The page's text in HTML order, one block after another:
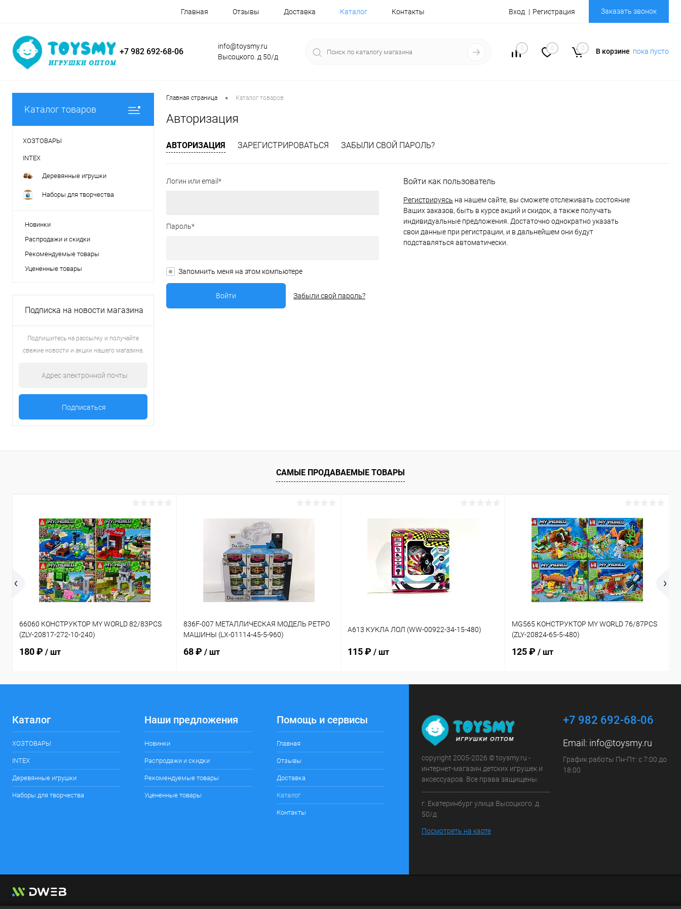
Главная Отзывы Доставка Каталог Контакты Вход Регистрация Заказать звонок
+7 982 692-68-06
info@toysmy.ru
Высоцкого. д 50/д
0 0 0 В корзине пока пусто
Каталог товаров
ХОЗТОВАРЫ
INTEX
Деревянные игрушки
Наборы для творчества
Новинки
Распродажи и скидки
Рекомендуемые товары
Уцененные товары
Подписка на новости магазина
Подпишитесь на рассылку и получайте
свежие новости и акции нашего магазина.
Главная страница • Каталог товаров
Авторизация
АВТОРИЗАЦИЯ ЗАРЕГИСТРИРОВАТЬСЯ ЗАБЫЛИ СВОЙ ПАРОЛЬ?
Логин или email*
Пароль*
Запомнить меня на этом компьютере
Забыли свой пароль?
Войти как пользователь
Регистрируясь на нашем сайте, вы сможете отслеживать состояние
Ваших заказов, быть в курсе акций и скидок, а также получать
индивидуальные предложения. Достаточно однократно указать
свои данные при регистрации, и в дальнейшем они будут
подставляться автоматически.
САМЫЕ ПРОДАВАЕМЫЕ ТОВАРЫ
66060 КОНСТРУКТОР MY WORLD 82/83PCS
(ZLY-20817-272-10-240)
180 ₽ / шт
836F-007 МЕТАЛЛИЧЕСКАЯ МОДЕЛЬ РЕТРО
МАШИНЫ (LX-01114-45-5-960)
68 ₽ / шт
A613 КУКЛА ЛОЛ (WW-00922-34-15-480)
115 ₽ / шт
MG565 КОНСТРУКТОР MY WORLD 76/87PCS
(ZLY-20824-65-5-480)
125 ₽ / шт
Каталог
ХОЗТОВАРЫ
INTEX
Деревянные игрушки
Наборы для творчества
Наши предложения
Новинки
Распродажи и скидки
Рекомендуемые товары
Уцененные товары
Помощь и сервисы
Главная
Отзывы
Доставка
Каталог
Контакты
copyright 2005-2026 © toysmy.ru -
интернет-магазин детских игрушек и
аксессуаров. Все права защищены.
г. Екатеринбург улица Высоцкого. д
50/д
Посмотреть на карте
+7 982 692-68-06
Email: info@toysmy.ru
График работы Пн-Пт: с 7:00 до
18:00